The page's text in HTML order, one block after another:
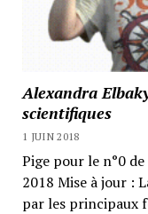
Alexandra
scientifiques
1 JUIN 2018
Pige pour le n°0
2018 Mise à jour :
par les principaux